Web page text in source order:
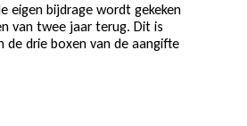
eigen bijdrage wordt gekeken
van twee jaar terug. Dit is
drie boxen van de aangifte